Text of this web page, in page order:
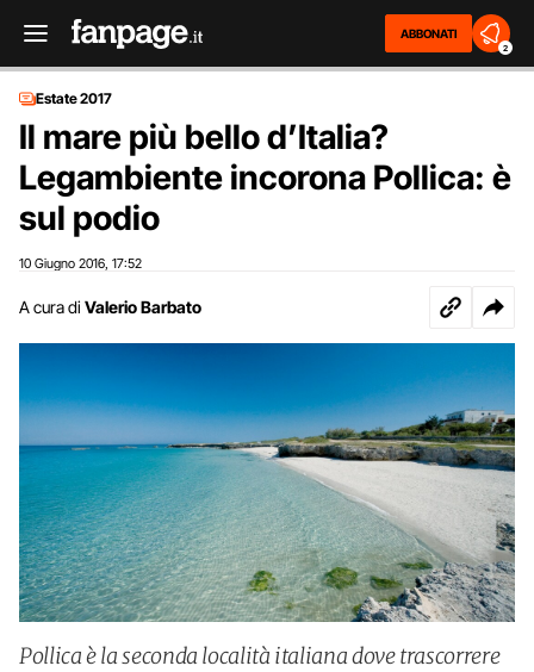
ABBONATI
2
Estate 2017
Il mare più bello d’Italia?
Legambiente incorona Pollica: è
sul podio
10 Giugno 2016 17:52
A cura di Valerio Barbato
Pollica è la seconda località italiana dove trascorrere